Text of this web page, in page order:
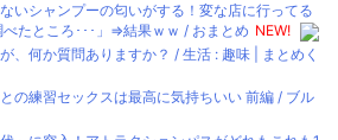
いシャンプーの匂いがする！変な店に行ってる
たところ･･･」⇒結果ｗｗ / おまとめ NEW!
、何か質問ありますか？ / 生活 : 趣味 | まとめく
の練習セックスは最高に気持ちいい 前編 / ブル